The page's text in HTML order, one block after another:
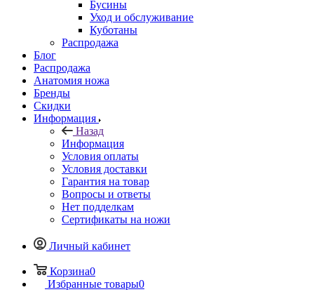
Бусины
Уход и обслуживание
Куботаны
Распродажа
Блог
Распродажа
Анатомия ножа
Бренды
Скидки
Информация
Назад
Информация
Условия оплаты
Условия доставки
Гарантия на товар
Вопросы и ответы
Нет подделкам
Сертификаты на ножи
Личный кабинет
Корзина0
Избранные товары0